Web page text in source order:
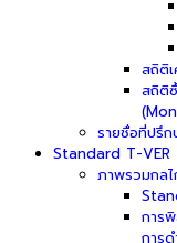
สถิติ
สถิติ
รายชื่อที่ปรึก
Standard T-VER
ภาพรวมกลไ
การ
การ